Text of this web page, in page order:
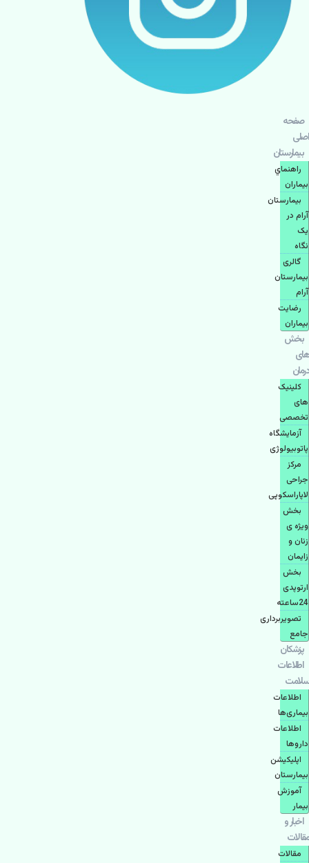
صفحه
اصلی
بيمارستان
راهنماي
بیماران
بیمارستان
آرام در
یک
نگاه
گالری
بیمارستان
آرام
رضایت
بیماران
بخش
های
درمان
کلینیک
های
تخصصی
آزمایشگاه
پاتوبیولوژی
مرکز
جراحی
لاپاراسکوپی
بخش
ویژه ی
زنان و
زایمان
بخش
ارتوپدی
24ساعته
تصویربرداری
جامع
پزشكان
اطلاعات
سلامت
اطلاعات
بیماری‌ها
اطلاعات
دارو‌ها
اپليكيشن
بيمارستان
آموزش
بیمار
اخبار و
مقالات
مقالات